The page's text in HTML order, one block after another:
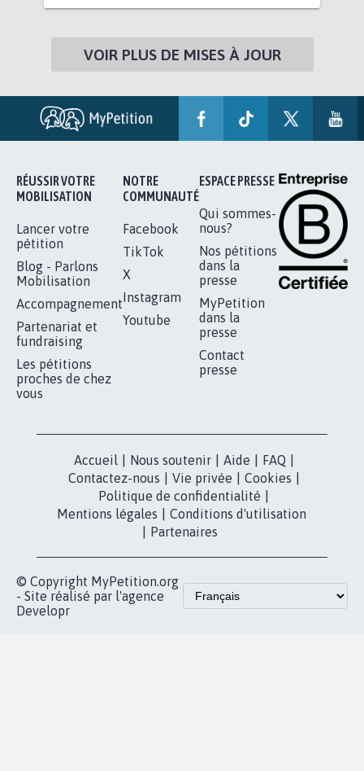
VOIR PLUS DE MISES À JOUR
RÉUSSIR VOTRE
MOBILISATION
Lancer votre
pétition
Blog - Parlons
Mobilisation
Accompagnement
Partenariat et
fundraising
Les pétitions
proches de chez
vous
NOTRE
COMMUNAUTÉ
Facebook
TikTok
X
Instagram
Youtube
ESPACE PRESSE
Qui sommes-
nous?
Nos pétitions
dans la
presse
MyPetition
dans la
presse
Contact
presse
Accueil Nous soutenir Aide FAQ
Contactez-nous
Vie privée Cookies
Politique de confidentialité
Mentions légales
Conditions d'utilisation
Partenaires
© Copyright MyPetition.org
- Site réalisé par l'agence
Developr